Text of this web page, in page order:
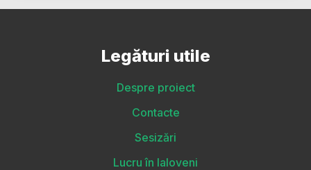
Legături utile
Despre proiect
Contacte
Sesizări
Lucru în Ialoveni